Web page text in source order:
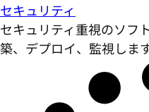
セキュリティ
セキュリティ重視のソフ
築、デプロイ、監視します